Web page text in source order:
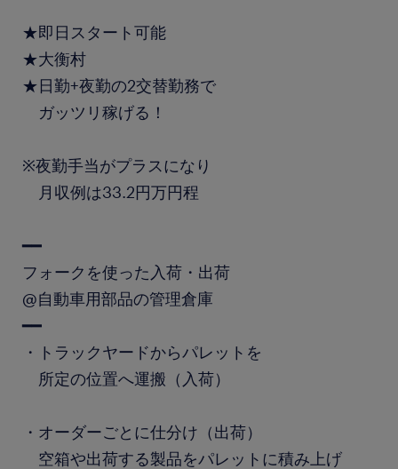
★即日スタート可能
★大衡村
★日勤+夜勤の2交替勤務で
ガッツリ稼げる！
※夜勤手当がプラスになり
月収例は33.2円万円程
━━
フォークを使った入荷・出荷
@自動車用部品の管理倉庫
━━
・トラックヤードからパレットを
所定の位置へ運搬（入荷）
・オーダーごとに仕分け（出荷）
空箱や出荷する製品をパレットに積み上げ